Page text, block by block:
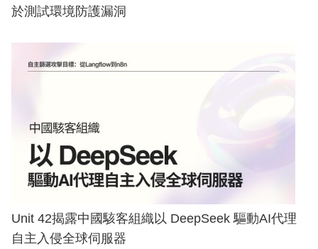
於測試環境防護漏洞
Unit 42揭露中國駭客組織以 DeepSeek 驅動AI代理
自主入侵全球伺服器